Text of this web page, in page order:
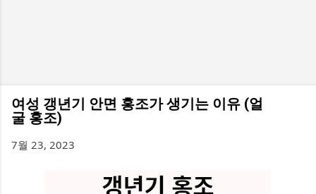
여성 갱년기 안면 홍조가 생기는 이유 (얼
굴 홍조)
7월 23, 2023